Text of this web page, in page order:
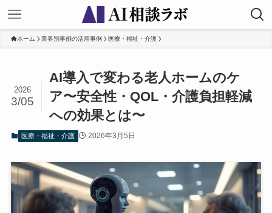
ホーム 業界別事例の活用事例 医療・福祉・介護
AI導入で変わる老人ホームのケ
ア〜安全性・QOL・介護負担軽減
への効果とは〜
2026
3/05
医療・福祉・介護 2026年3月5日